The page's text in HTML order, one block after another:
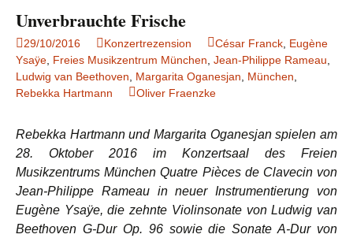
Unverbrauchte Frische
29/10/2016 Konzertrezension César Franck Eugène
Ysaÿe Freies Musikzentrum München Jean-Philippe Rameau
Ludwig van Beethoven
Margarita Oganesjan München
Rebekka Hartmann
Oliver Fraenzke
Rebekka Hartmann und Margarita Oganesjan spielen am
28. Oktober 2016 im Konzertsaal des Freien
Musikzentrums München Quatre Pièces de Clavecin von
Jean-Philippe Rameau in neuer Instrumentierung von
Eugène Ysaÿe, die zehnte Violinsonate von Ludwig van
Beethoven G-Dur Op. 96 sowie die Sonate A-Dur von